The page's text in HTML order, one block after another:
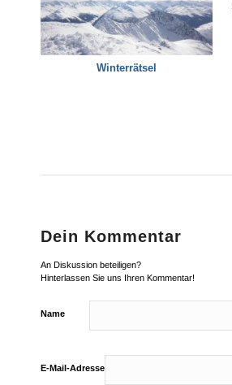
Winterrätsel
Dein Kommentar
An Diskussion beteiligen?
Hinterlassen Sie uns Ihren Kommentar!
Name
E-Mail-Adresse